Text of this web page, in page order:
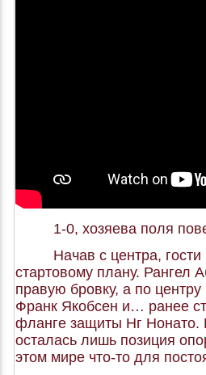
1-0, хозяева поля
Начав с центра,
стартовому плану. Рангел
правую бровку, а по
Франк Якобсен и… ранее
фланге защиты Нг Нонато.
осталась лишь позиция
этом мире что-то для